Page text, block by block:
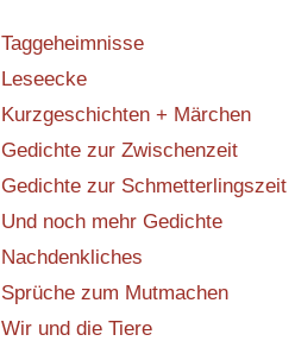
Taggeheimnisse
Leseecke
Kurzgeschichten + Märchen
Gedichte zur Zwischenzeit
Gedichte zur Schmetterlingszeit
Und noch mehr Gedichte
Nachdenkliches
Sprüche zum Mutmachen
Wir und die Tiere